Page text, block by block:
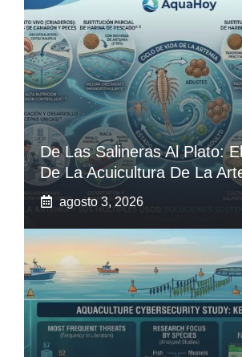
De Las Salineras Al Plato:
De La Acuicultura De La
agosto 3, 2026